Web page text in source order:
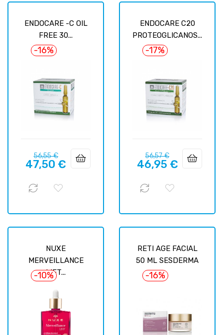
ENDOCARE -C OIL
FREE 30...
-16%
Prix
habituel
56,55 €Prix
47,50 €
ENDOCARE C20
PROTEOGLICANOS...
-17%
Prix
habituel
56,57 €Prix
46,95 €
NUXE
MERVEILLANCE
LIFT...
-10%
RETI AGE FACIAL
50 ML SESDERMA
-16%